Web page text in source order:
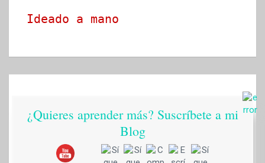
Ideado a mano
¿Quieres aprender más? Suscríbete a mi
Blog